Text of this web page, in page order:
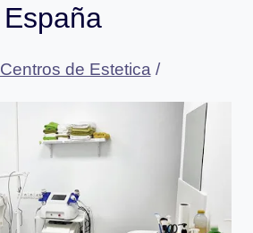
España
Centros de Estetica /